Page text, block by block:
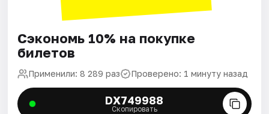
Сэкономь 10% на покупке
билетов
Применили: 8 289 раз Проверено: 1 минуту назад
DX749988
Скопировать